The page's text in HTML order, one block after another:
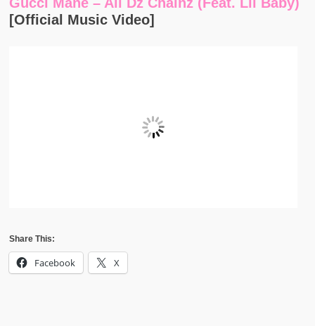
[Official Music Video]
Share This:
Facebook X